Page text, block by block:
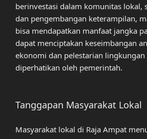
berinvestasi dalam komunitas lokal,
dan pengembangan keterampilan,
bisa mendapatkan manfaat jangka
dapat menciptakan keseimbangan
ekonomi dan pelestarian
diperhatikan oleh pemerintah.
Tanggapan Masyarakat Lokal
Masyarakat lokal di Raja Ampat